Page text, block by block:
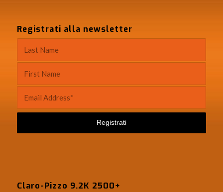
Registrati alla newsletter
Claro-Pizzo 9.2K 2500+